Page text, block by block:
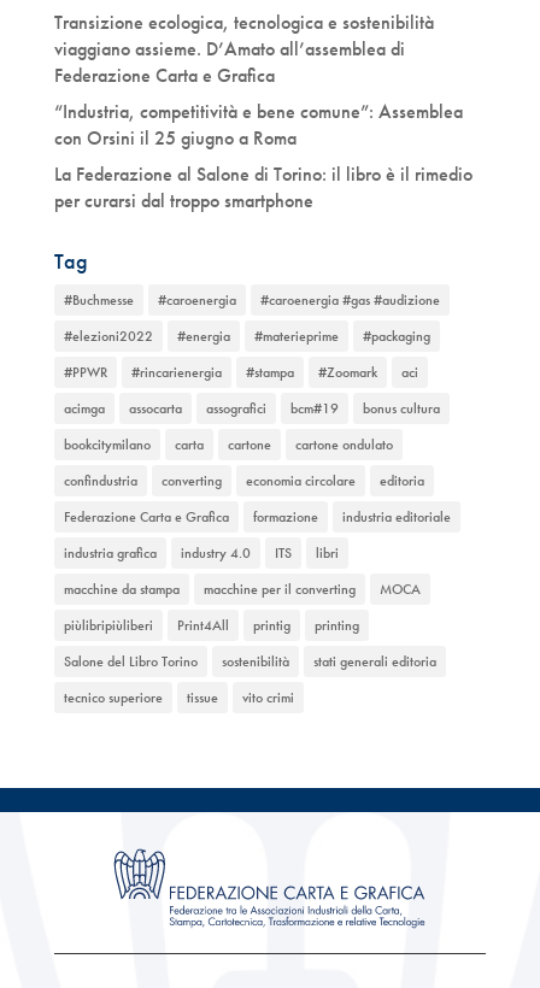
Transizione ecologica, tecnologica e sostenibilità
viaggiano assieme. D’Amato all’assemblea di
Federazione Carta e Grafica
“Industria, competitività e bene comune”: Assemblea
con Orsini il 25 giugno a Roma
La Federazione al Salone di Torino: il libro è il rimedio
per curarsi dal troppo smartphone
Tag
#Buchmesse #caroenergia
#caroenergia #gas #audizione
#elezioni2022
#energia #materieprime
#packaging
#PPWR
#rincarienergia #stampa #Zoomark
aci
acimga
assocarta assografici bcm#19
bonus cultura
bookcitymilano
carta cartone
cartone ondulato
confindustria
converting economia circolare
editoria
Federazione Carta e Grafica
formazione
industria editoriale
industria grafica
industry 4.0 ITS
libri
macchine da stampa
macchine per il converting
MOCA
piùlibripiùliberi
Print4All printig
printing
Salone del Libro Torino
sostenibilità
stati generali editoria
tecnico superiore
tissue vito crimi